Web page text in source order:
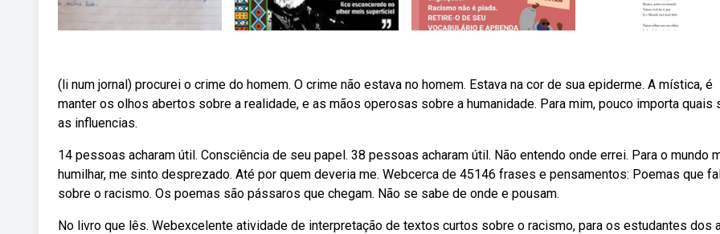
(li num jornal) procurei o crime do homem. O crime não estava no homem. Estava na cor de sua epiderme. A mística, é
manter os olhos abertos sobre a realidade, e as mãos operosas sobre a humanidade. Para mim, pouco importa quais
as influencias.
14 pessoas acharam útil. Consciência de seu papel. 38 pessoas acharam útil. Não entendo onde errei. Para o mundo
humilhar, me sinto desprezado. Até por quem deveria me. Webcerca de 45146 frases e pensamentos: Poemas que
sobre o racismo. Os poemas são pássaros que chegam. Não se sabe de onde e pousam.
No livro que lês. Webexcelente atividade de interpretação de textos curtos sobre o racismo, para os estudantes dos